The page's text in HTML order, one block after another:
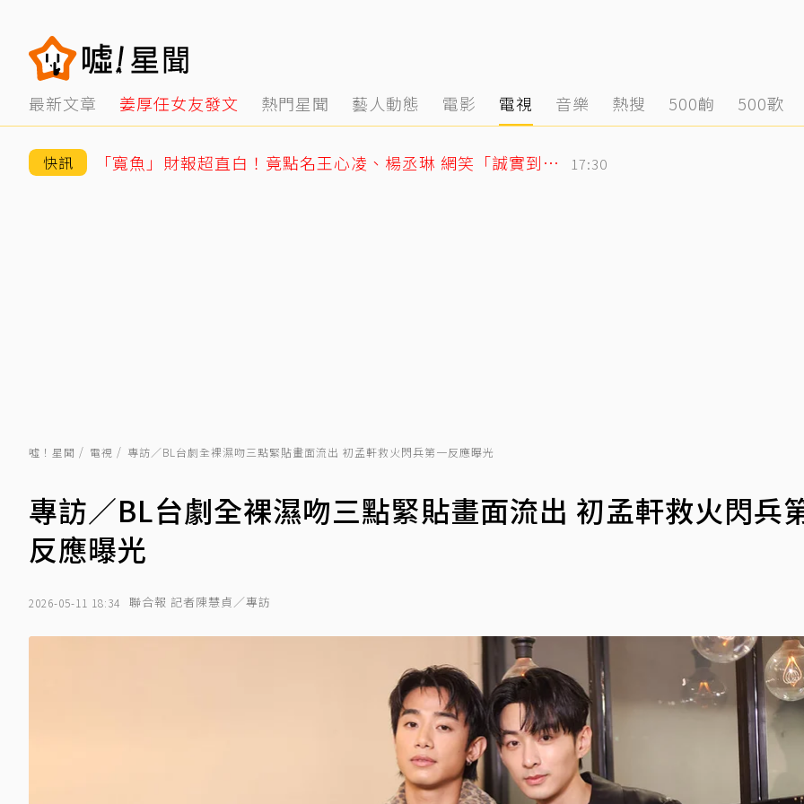
最新文章 姜厚任女友發文 熱門星聞 藝人動態 電影 電視 音樂 熱搜 500齣 500歌
快訊 「寬魚」財報超直白！竟點名王心凌、楊丞琳 網笑「誠實到不行」 17:30
噓！星聞 電視 專訪／BL台劇全裸濕吻三點緊貼畫面流出 初孟軒救火閃兵第一反應曝光
專訪／BL台劇全裸濕吻三點緊貼畫面流出 初孟軒救火閃兵
反應曝光
2026-05-11 18:34 聯合報 記者陳慧貞／專訪